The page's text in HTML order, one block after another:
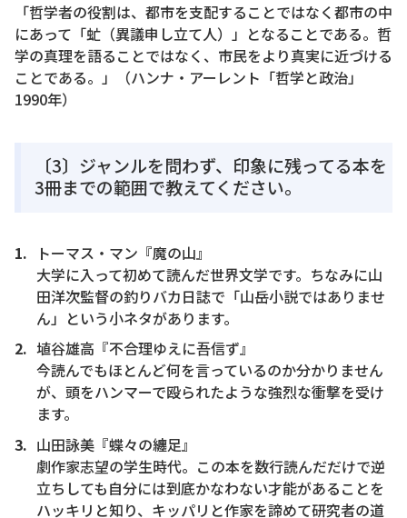
「哲学者の役割は、都市を支配することではなく都市の中
にあって「虻（異議申し立て人）」となることである。哲
学の真理を語ることではなく、市民をより真実に近づける
ことである。」（ハンナ・アーレント「哲学と政治」
1990年）
〔3〕ジャンルを問わず、印象に残ってる本を
3冊までの範囲で教えてください。
トーマス・マン『魔の山』
大学に入って初めて読んだ世界文学です。ちなみに山
田洋次監督の釣りバカ日誌で「山岳小説ではありませ
ん」という小ネタがあります。
埴谷雄高『不合理ゆえに吾信ず』
今読んでもほとんど何を言っているのか分かりません
が、頭をハンマーで殴られたような強烈な衝撃を受け
ます。
山田詠美『蝶々の纏足』
劇作家志望の学生時代。この本を数行読んだだけで逆
立ちしても自分には到底かなわない才能があることを
ハッキリと知り、キッパリと作家を諦めて研究者の道